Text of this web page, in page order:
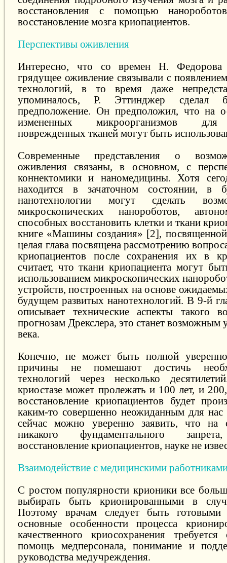
восстановления с помощью
восстановление мозга криопациентов.
Перспективы оживления
Интересно, что со времен Н.
грядущее оживление связывали с
технологий, в то время даже
упоминалось, Р. Эттинджер сделал
предположение. Он предположил, что на
измененных микроорганизмов для
поврежденных тканей могут быть
Современные представления о
оживления связаны, в основном, с
коннектомики и наномедицины. Хотя
находится в зачаточном состоянии, в
нанотехнологии могут сделать
микроскопических нанороботов,
способных восстановить клетки и ткани
книге «Машины создания» [2], посвященной
целая глава посвящена рассмотрению
криопациентов после сохранения их в
считает, что ткани криопациента могут
использованием микроскопических
устройств, построенных на основе
будущем развитых нанотехнологий. В 9-й
описывает технические аспекты такого
прогнозам Дрекслера, это станет возможным
века.
Конечно, не может быть полной
причины не помешают достичь
технологий через несколько
криостазе может пролежать и 100 лет, и
восстановление криопациентов будет
каким-то совершенно неожиданным для
сейчас можно уверенно заявить, что на
никакого фундаментального
восстановление криопациентов, науке не
Взаимодействие с медицинскими
С ростом популярности крионики все
выбирать быть крионированными в
Поэтому врачам следует быть
основные особенности процесса
качественного криосохранения
помощь медперсонала, понимание и
руководства медучреждения.